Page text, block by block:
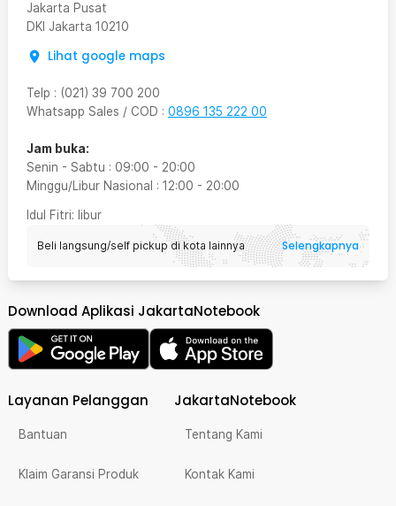
Jakarta Pusat
DKI Jakarta 10210
Lihat google maps
Telp : (021) 39 700 200
Whatsapp Sales / COD : 0896 135 222 00
Jam buka:
Senin - Sabtu : 09:00 - 20:00
Minggu/Libur Nasional : 12:00 - 20:00
Idul Fitri: libur
Beli langsung/self pickup di kota lainnya Selengkapnya
Download Aplikasi JakartaNotebook
Layanan Pelanggan
Bantuan
Klaim Garansi Produk
JakartaNotebook
Tentang Kami
Kontak Kami